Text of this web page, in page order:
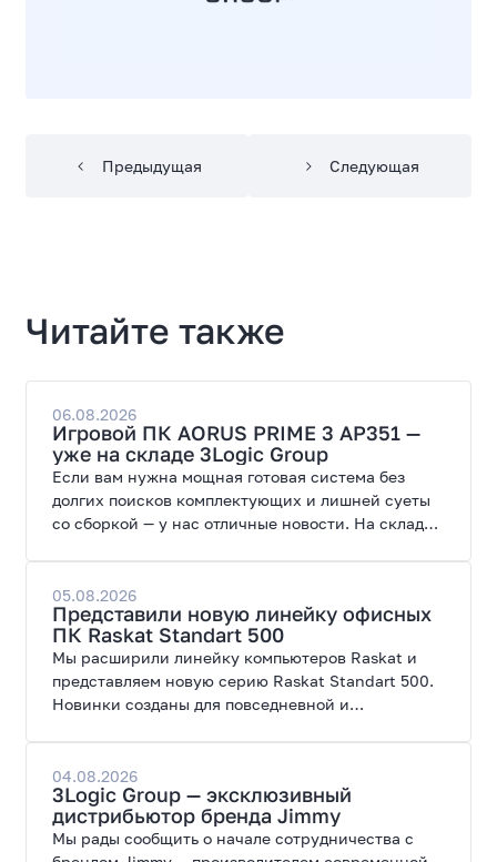
Предыдущая Следующая
Читайте также
06.08.2026
Игровой ПК AORUS PRIME 3 AP351 —
уже на складе 3Logic Group
Если вам нужна мощная готовая система без
долгих поисков комплектующих и лишней суеты
со сборкой — у нас отличные новости. На склад
современных игр и работы с нейросетями.
05.08.2026
Представили новую линейку офисных
ПК Raskat Standart 500
Мы расширили линейку компьютеров Raskat и
представляем новую серию Raskat Standart 500.
Новинки созданы для повседневной и
широкие возможности модернизации.
04.08.2026
3Logic Group — эксклюзивный
дистрибьютор бренда Jimmy
Мы рады сообщить о начале сотрудничества с